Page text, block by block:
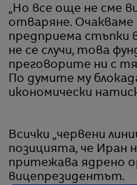
„Но все още не сме
отваряне.
предприема стъпки
не се случи, това
преговорите ни с
По думите му
икономически
Всички „червени
позицията, че Иран
притежава ядрено
вицепрезидентът.